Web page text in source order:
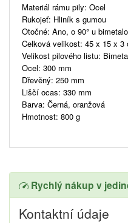
Materiál rámu pily: Ocel
Rukojeť: Hliník s gumou
Otočné: Ano, o 90° u
Celková velikost: 45 x 15 x 3
Velikost pilového listu:
Ocel: 300 mm
Dřevěný: 250 mm
Liščí ocas: 330 mm
Barva: Černá, oranžová
Hmotnost: 800 g
Rychlý nákup v
Kontaktní údaje